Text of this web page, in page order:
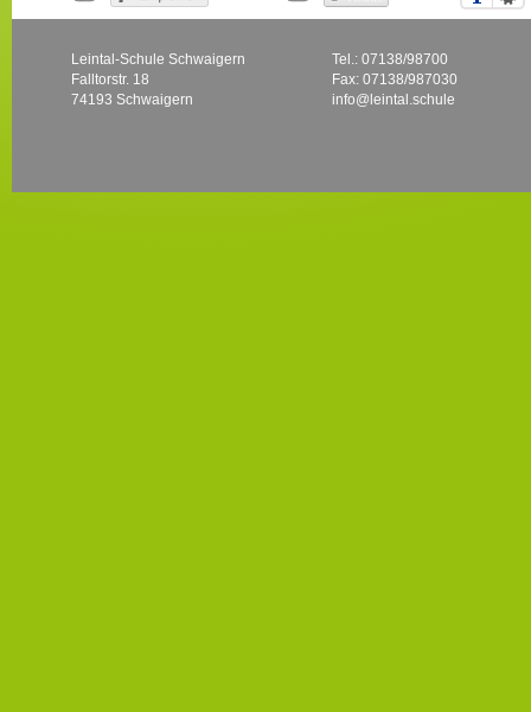
Leintal-Schule Schwaigern
Falltorstr. 18
74193 Schwaigern
Tel.: 07138/98700
Fax: 07138/987030
info@leintal.schule